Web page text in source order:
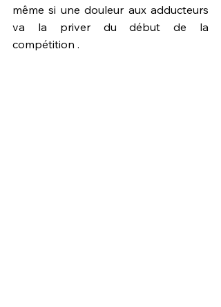
même si une douleur aux adducteurs
va la priver du début de la
compétition .